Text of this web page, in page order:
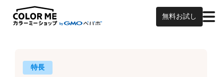
無料お試し
特長